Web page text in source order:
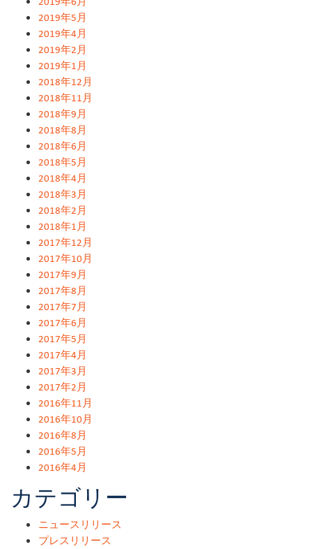
2019年5月
2019年4月
2019年2月
2019年1月
2018年12月
2018年11月
2018年9月
2018年8月
2018年6月
2018年5月
2018年4月
2018年3月
2018年2月
2018年1月
2017年12月
2017年10月
2017年9月
2017年8月
2017年7月
2017年6月
2017年5月
2017年4月
2017年3月
2017年2月
2016年11月
2016年10月
2016年8月
2016年5月
2016年4月
カテゴリー
ニュースリリース
プレスリリース